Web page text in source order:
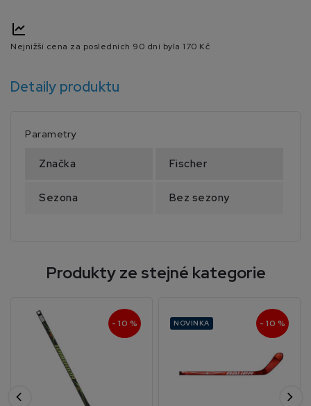
Nejnižší cena za posledních 90 dní byla 170 Kč
Detaily produktu
Parametry
Značka Fischer
Sezona Bez sezony
Produkty ze stejné kategorie
- 10 % NOVINKA - 10 %